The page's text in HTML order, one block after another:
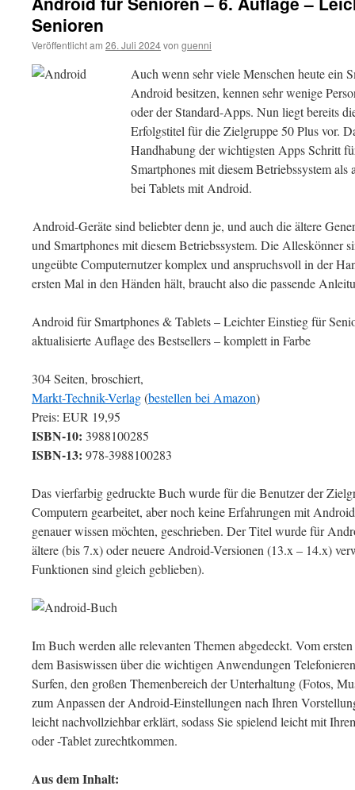
Senioren
Veröffentlicht am 26. Juli 2024von guenni
Auch wenn sehr viele Menschen heute ein
Android besitzen, kennen sehr wenige
oder der Standard-Apps. Nun liegt bereits
Erfolgstitel für die Zielgruppe 50 Plus vor.
Handhabung der wichtigsten Apps Schritt
Smartphones mit diesem Betriebssystem
bei Tablets mit Android.
Android-Geräte sind beliebter denn je, und auch die ältere
und Smartphones mit diesem Betriebssystem. Die Alleskönner
ungeübte Computernutzer komplex und anspruchsvoll in der
ersten Mal in den Händen hält, braucht also die passende
Android für Smartphones & Tablets – Leichter Einstieg für
aktualisierte Auflage des Bestsellers –komplett in Farbe
304 Seiten, broschiert,
Markt-Technik-Verlag(bestellen bei Amazon)
Preis: EUR 19,95
ISBN-10: 3988100285
ISBN-13: 978-3988100283
Das vierfarbig gedruckte Buch wurde für die Benutzer der
Computern gearbeitet, aber noch keine Erfahrungen mit
genauer wissen möchten, geschrieben. Der Titel wurde für
ältere (bis 7.x) oder neuere Android-Versionen (13.x – 14.x)
Funktionen sind gleich geblieben).
Im Buch werden alle relevanten Themen abgedeckt. Vom
dem Basiswissen über die wichtigen Anwendungen
Surfen, den großen Themenbereich der Unterhaltung (Fotos,
zum Anpassen der Android-Einstellungen nach Ihren
leicht nachvollziehbar erklärt, sodass Sie spielend leicht mit
oder -Tablet zurechtkommen.
Aus dem Inhalt: